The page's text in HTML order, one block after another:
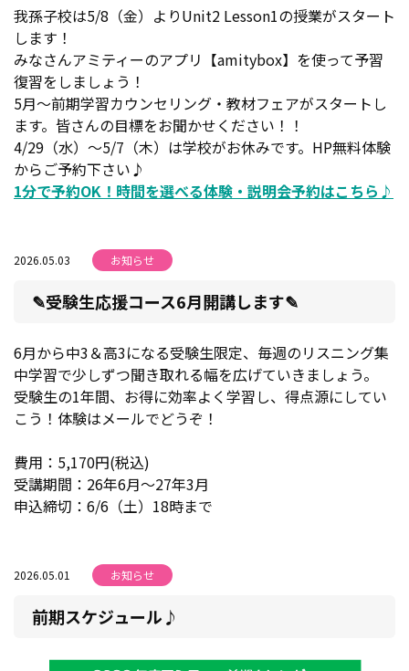
我孫子校は5/8（金）よりUnit2 Lesson1の授業がスタート
します！
みなさんアミティーのアプリ【amitybox】を使って予習
復習をしましょう！
5月～前期学習カウンセリング・教材フェアがスタートし
ます。皆さんの目標をお聞かせください！！
4/29（水）～5/7（木）は学校がお休みです。HP無料体験
からご予約下さい♪
1分で予約OK！時間を選べる体験・説明会予約はこちら♪
2026.05.03 お知らせ
✎受験生応援コース6月開講します✎
6月から中3＆高3になる受験生限定、毎週のリスニング集
中学習で少しずつ聞き取れる幅を広げていきましょう。
受験生の1年間、お得に効率よく学習し、得点源にしてい
こう！体験はメールでどうぞ！
費用：5,170円(税込)
受講期間：26年6月～27年3月
申込締切：6/6（土）18時まで
2026.05.01 お知らせ
前期スケジュール♪